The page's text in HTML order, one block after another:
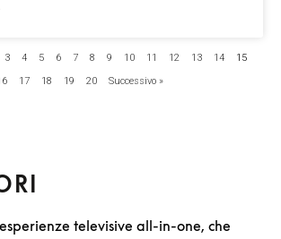
3 4 5 6 7 8 9 10 11 12 13 14
15
17 18 19 20 Successivo »
televisive all-in-one, che